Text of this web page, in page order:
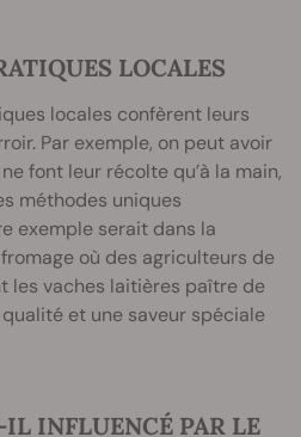
LOCALES
locales confèrent leurs
Par exemple, on peut avoir
font leur récolte qu’à la main,
méthodes uniques
exemple serait dans la
où des agriculteurs de
les vaches laitières paître de
qualité et une saveur spéciale
INFLUENCÉ PAR LE